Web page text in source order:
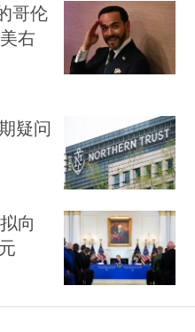
哥伦
右
疑问
向